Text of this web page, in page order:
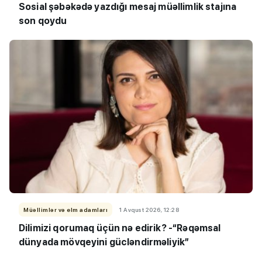
Sosial şəbəkədə yazdığı mesaj müəllimlik stajına
son qoydu
Müəllimlər və elm adamları 1 Avqust 2026, 12:28
Dilimizi qorumaq üçün nə edirik? -“Rəqəmsal
dünyada mövqeyini gücləndirməliyik”